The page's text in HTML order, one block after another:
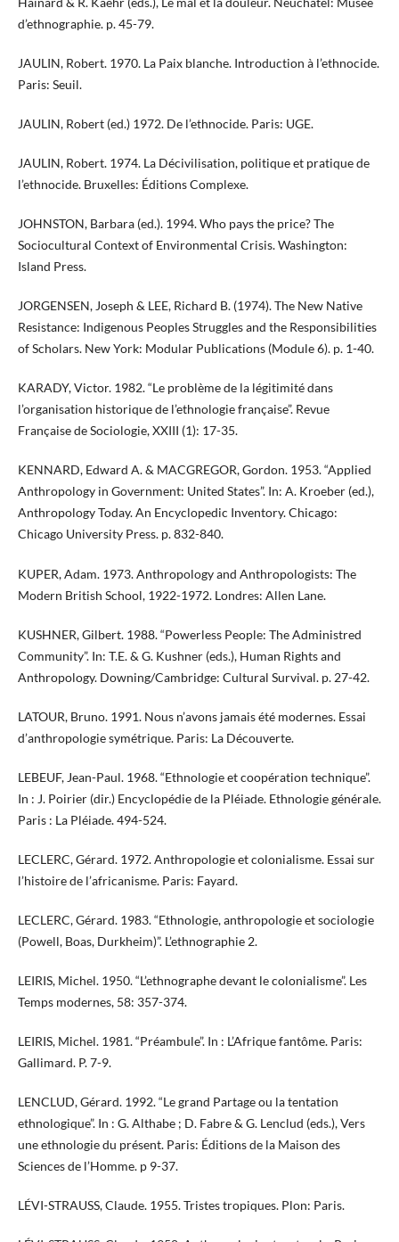
d’ethnographie. p. 45-79.
JAULIN, Robert. 1970. La Paix blanche. Introduction à l’ethnocide.
Paris: Seuil.
JAULIN, Robert (ed.) 1972. De l’ethnocide. Paris: UGE.
JAULIN, Robert. 1974. La Décivilisation, politique et pratique de
l’ethnocide. Bruxelles: Éditions Complexe.
JOHNSTON, Barbara (ed.). 1994. Who pays the price? The
Sociocultural Context of Environmental Crisis. Washington:
Island Press.
JORGENSEN, Joseph & LEE, Richard B. (1974). The New Native
Resistance: Indigenous Peoples Struggles and the Responsibilities
of Scholars. New York: Modular Publications (Module 6). p. 1-40.
KARADY, Victor. 1982. “Le problème de la légitimité dans
l’organisation historique de l’ethnologie française”. Revue
Française de Sociologie, XXIII (1): 17-35.
KENNARD, Edward A. & MACGREGOR, Gordon. 1953. “Applied
Anthropology in Government: United States”. In: A. Kroeber (ed.),
Anthropology Today. An Encyclopedic Inventory. Chicago:
Chicago University Press. p. 832-840.
KUPER, Adam. 1973. Anthropology and Anthropologists: The
Modern British School, 1922-1972. Londres: Allen Lane.
KUSHNER, Gilbert. 1988. “Powerless People: The Administred
Community”. In: T.E. & G. Kushner (eds.), Human Rights and
Anthropology. Downing/Cambridge: Cultural Survival. p. 27-42.
LATOUR, Bruno. 1991. Nous n’avons jamais été modernes. Essai
d’anthropologie symétrique. Paris: La Découverte.
LEBEUF, Jean-Paul. 1968. “Ethnologie et coopération technique”.
In : J. Poirier (dir.) Encyclopédie de la Pléiade. Ethnologie générale.
Paris : La Pléiade. 494-524.
LECLERC, Gérard. 1972. Anthropologie et colonialisme. Essai sur
l’histoire de l’africanisme. Paris: Fayard.
LECLERC, Gérard. 1983. “Ethnologie, anthropologie et sociologie
(Powell, Boas, Durkheim)”. L’ethnographie 2.
LEIRIS, Michel. 1950. “L’ethnographe devant le colonialisme”. Les
Temps modernes, 58: 357-374.
LEIRIS, Michel. 1981. “Préambule”. In : L’Afrique fantôme. Paris:
Gallimard. P. 7-9.
LENCLUD, Gérard. 1992. “Le grand Partage ou la tentation
ethnologique”. In : G. Althabe ; D. Fabre & G. Lenclud (eds.), Vers
une ethnologie du présent. Paris: Éditions de la Maison des
Sciences de l’Homme. p 9-37.
LÉVI-STRAUSS, Claude. 1955. Tristes tropiques. Plon: Paris.